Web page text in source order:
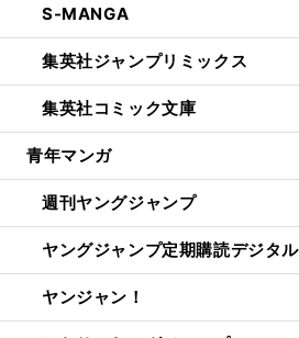
S-MANGA
集英社ジャンプリミックス
集英社コミック文庫
青年マンガ
週刊ヤングジャンプ
ヤングジャンプ定期購読デジタル
ヤンジャン！